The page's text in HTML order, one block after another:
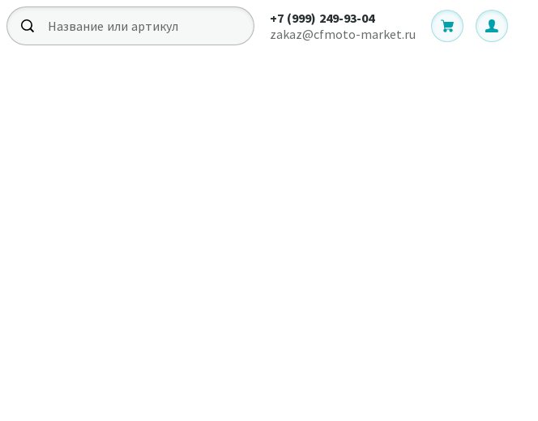
+7 (999) 249-93-04
zakaz@cfmoto-market.ru